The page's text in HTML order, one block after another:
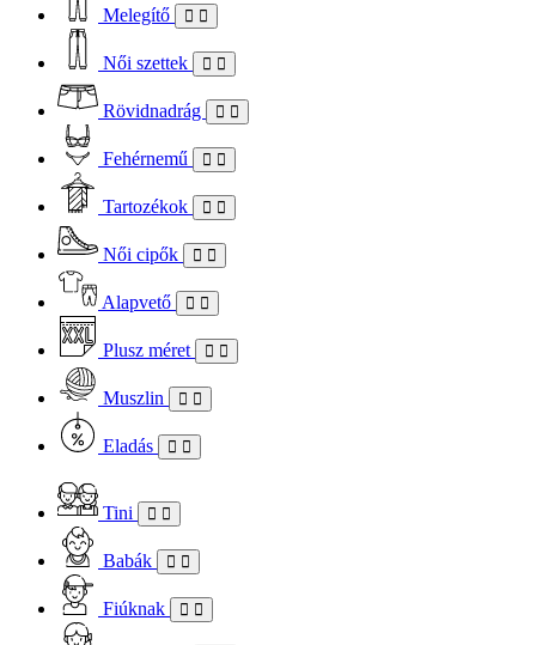
Melegítő
Női szettek
Rövidnadrág
Fehérnemű
Tartozékok
Női cipők
Alapvető
Plusz méret
Muszlin
Eladás
Tini
Babák
Fiúknak